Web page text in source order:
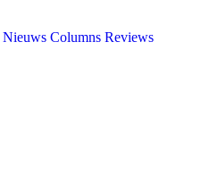
Nieuws Columns Reviews